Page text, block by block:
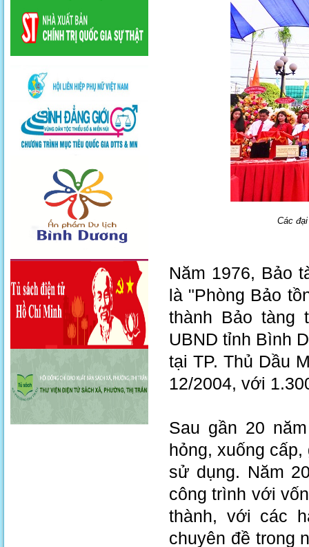
Các
Năm 1976, Bảo
là "Phòng Bảo
thành Bảo tàng
UBND tỉnh Bình
tại TP. Thủ Dầu
12/2004, với
Sau gần 20
hỏng, xuống
sử dụng. Năm
công trình với
thành, với các
chuyên đề trong